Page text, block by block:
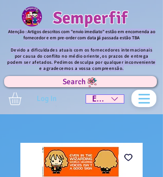
Semperfif
Atenção : Artigos descritos com "envio imediato" estão em encomenda ao
fornecedor e em pre-order com data já passada estão TBA
Devido a dificuldades atuais com os fornecedores internacionais
por causa do conflito no médio oriente, os prazos de entrega
podem ser afetados. Pedimos desculpa por qualquer inconveniente
e agradecemos a vossa compreensão.
Search
Log In
EUR (€)